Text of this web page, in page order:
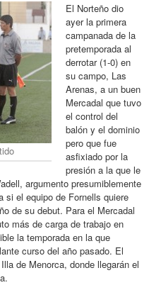
El Norteño dio
ayer la primera
campanada de la
pretemporada al
derrotar (1-0) en
su campo, Las
Arenas, a un buen
Mercadal que tuvo
el control del
balón y el dominio
pero que fue
asfixiado por la
presión a la que le
argumento presumiblemente
si el equipo de Fornells quiere
de su debut. Para el Mercadal
más de carga de trabajo en
la temporada en la que
curso del año pasado. El
de Menorca, donde llegarán el